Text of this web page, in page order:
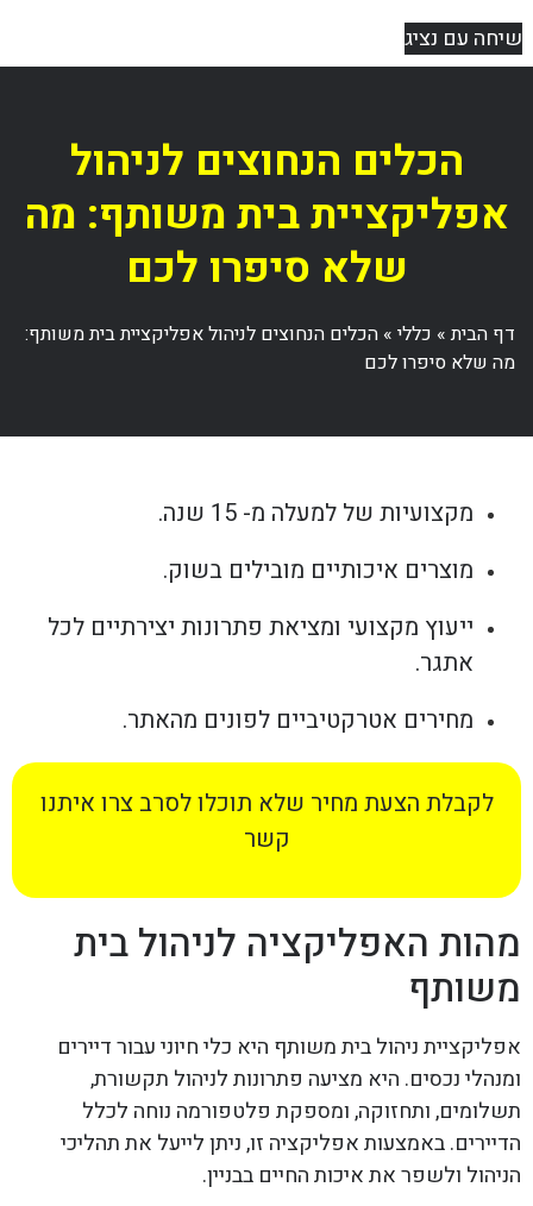
שיחה עם נציג
הכלים הנחוצים לניהול
אפליקציית בית משותף: מה
שלא סיפרו לכם
דף הבית» כללי» הכלים הנחוצים לניהול אפליקציית בית משותף:
מה שלא סיפרו לכם
מקצועיות של למעלה מ- 15 שנה.
מוצרים איכותיים מובילים בשוק.
ייעוץ מקצועי ומציאת פתרונות יצירתיים לכל
אתגר.
מחירים אטרקטיביים לפונים מהאתר.
לקבלת הצעת מחיר שלא תוכלו לסרב צרו איתנו
קשר
מהות האפליקציה לניהול בית
משותף
אפליקציית ניהול בית משותף היא כלי חיוני עבור דיירים
ומנהלי נכסים. היא מציעה פתרונות לניהול תקשורת,
תשלומים, ותחזוקה, ומספקת פלטפורמה נוחה לכלל
הדיירים. באמצעות אפליקציה זו, ניתן לייעל את תהליכי
הניהול ולשפר את איכות החיים בבניין.